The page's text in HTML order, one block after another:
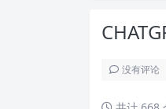
没有评论